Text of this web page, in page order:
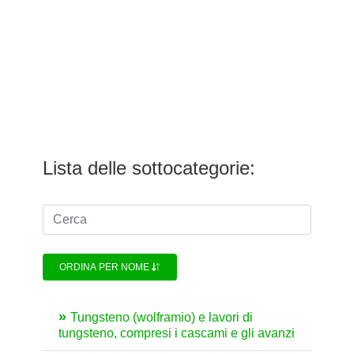
Lista delle sottocategorie:
ORDINA PER NOME
Tungsteno (wolframio) e lavori di
tungsteno, compresi i cascami e gli avanzi